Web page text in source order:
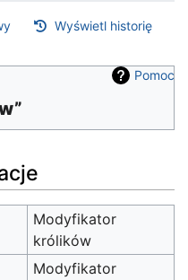
Wyświetl historię
Pomoc
Modyfikator
królików
Modyfikator